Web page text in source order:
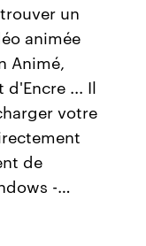
un
animée
Animé,
d'Encre ... Il
votre
de
-…